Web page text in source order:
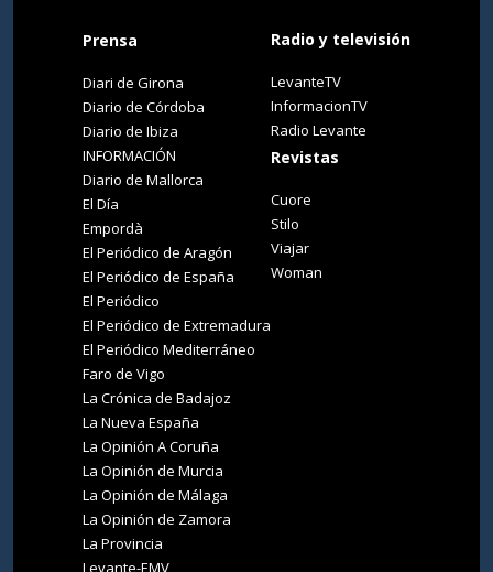
Prensa
Diari de Girona
Diario de Córdoba
Diario de Ibiza
INFORMACIÓN
Diario de Mallorca
El Día
Empordà
El Periódico de Aragón
El Periódico de España
El Periódico
El Periódico de Extremadura
El Periódico Mediterráneo
Faro de Vigo
La Crónica de Badajoz
La Nueva España
La Opinión A Coruña
La Opinión de Murcia
La Opinión de Málaga
La Opinión de Zamora
La Provincia
Levante-EMV
Radio y televisión
LevanteTV
InformacionTV
Radio Levante
Revistas
Cuore
Stilo
Viajar
Woman